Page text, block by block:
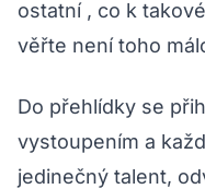
ostatní , co k
věřte není toho
Do přehlídky se
vystoupením a
jedinečný talent,